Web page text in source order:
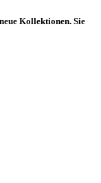
Kollektionen. Sie